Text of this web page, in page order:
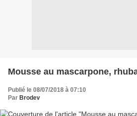
Mousse au mascarpone,
Publié le 08/07/2018 à 07:10
Par Brodev